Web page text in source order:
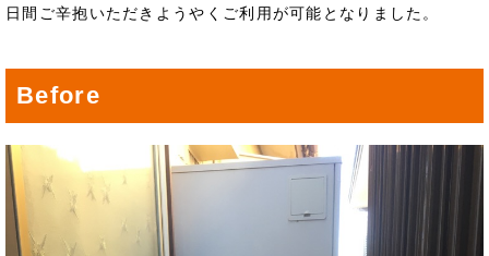
日間ご辛抱いただきようやくご利用が可能となりました。
Before